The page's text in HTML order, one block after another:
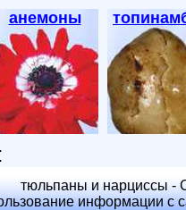
анемоны
тюльпаны и нарциссы -
информации с